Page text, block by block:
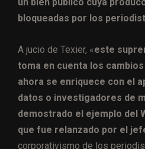
un bien público cuya
bloqueadas por los
A jucio de Texier, «este
toma en cuenta los
ahora se enriquece con el
datos o investigadores de
demostrado el ejemplo del
que fue relanzado por el
corporativismo de los